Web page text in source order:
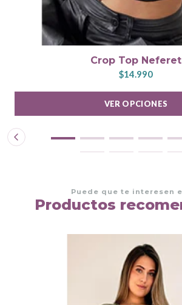
Crop Top Neferet
$14.990
VER OPCIONES
Puede que te interesen
Productos